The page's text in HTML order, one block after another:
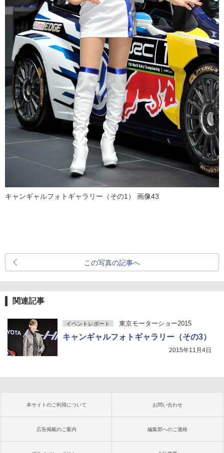
キャンギャルフォトギャラリー（その1） 画像43
この写真の記事へ
関連記事
イベントレポート 東京モーターショー2015
キャンギャルフォトギャラリー（その3）
2015年11月4日
本サイトのご利用について お問い合わせ
広告掲載のご案内 編集部へのご連絡